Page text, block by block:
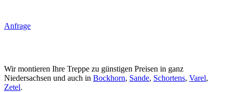
Anfrage
Wir montieren Ihre Treppe zu günstigen Preisen in ganz
Niedersachsen und auch in Bockhorn, Sande, Schortens, Varel,
Zetel.